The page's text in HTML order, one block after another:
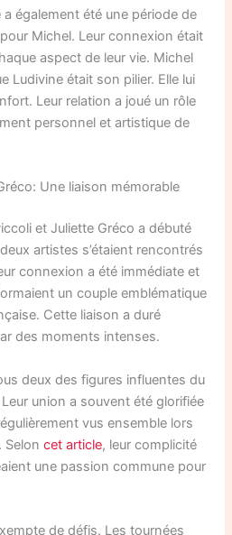
également été une période de
Michel. Leur connexion était
aspect de leur vie. Michel
Ludivine était son pilier. Elle lui
Leur relation a joué un rôle
personnel et artistique de
Une liaison mémorable
et Juliette Gréco a débuté
artistes s’étaient rencontrés
connexion a été immédiate et
un couple emblématique
Cette liaison a duré
des moments intenses.
deux des figures influentes du
union a souvent été glorifiée
vus ensemble lors
Seloncet article, leur complicité
une passion commune pour
de défis. Les tournées